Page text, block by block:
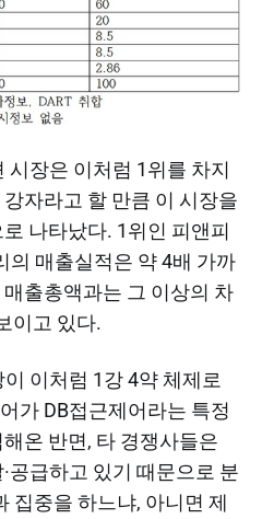
시장은 이처럼 1위를 차지
자라고 할 만큼 이 시장을
나타났다. 1위인 피앤피
의 매출실적은 약 4배 가까
출총액과는 그 이상의 차
이고 있다.
이처럼 1강 4약 체제로
가 DB접근제어라는 특정
온 반면, 타 경쟁사들은
공급하고 있기 때문으로 분
집중을 하느냐, 아니면 제